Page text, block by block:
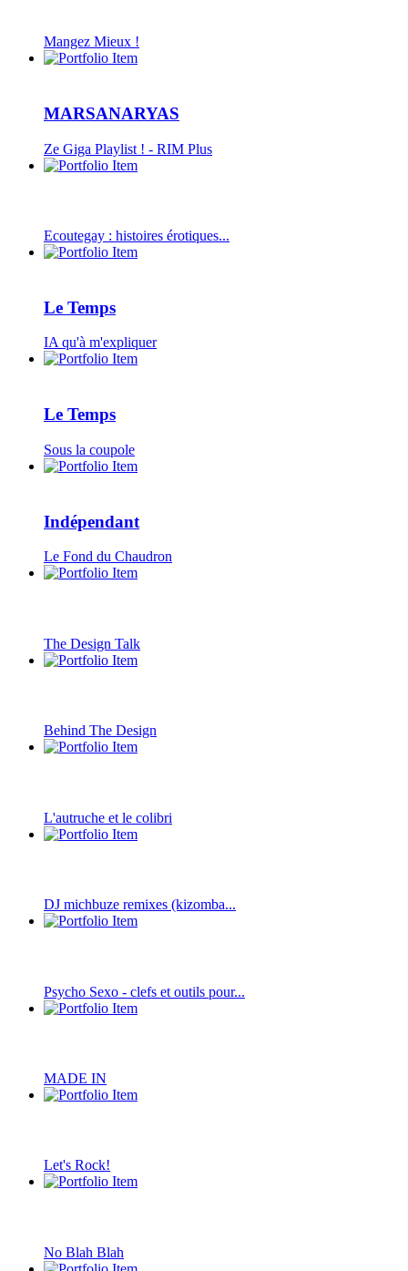
Mangez Mieux !
MARSANARYAS
Ze Giga Playlist ! - RIM Plus
Ecoutegay : histoires érotiques...
Le Temps
IA qu'à m'expliquer
Le Temps
Sous la coupole
Indépendant
Le Fond du Chaudron
The Design Talk
Behind The Design
L'autruche et le colibri
DJ michbuze remixes (kizomba...
Psycho Sexo - clefs et outils pour...
MADE IN
Let's Rock!
No Blah Blah